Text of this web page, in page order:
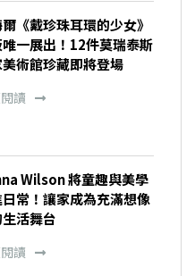
《戴珍珠耳環的少女》
一展出！12件莫瑞泰斯
美術館珍藏即將登場
讀
Wilson 將童趣與美學
常！讓家成為充滿想像
活舞台
讀